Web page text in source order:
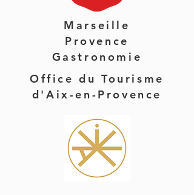
Marseille
Provence
Gastronomie
Office du Tourisme
d'Aix-en-Provence